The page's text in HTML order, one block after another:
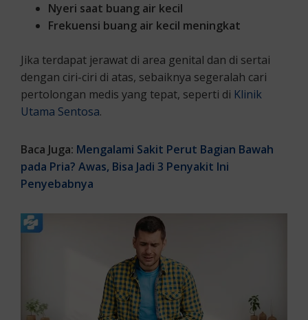
Nyeri saat buang air kecil
Frekuensi buang air kecil meningkat
Jika terdapat jerawat di area genital dan di sertai
dengan ciri-ciri di atas, sebaiknya segeralah cari
pertolongan medis yang tepat, seperti di Klinik
Utama Sentosa.
Baca Juga: Mengalami Sakit Perut Bagian Bawah
pada Pria? Awas, Bisa Jadi 3 Penyakit Ini
Penyebabnya